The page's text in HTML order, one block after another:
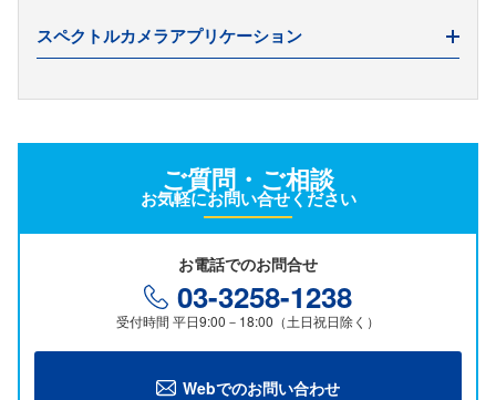
Pythonで始めるスペクトル解析
1.1 スペクトルデータの読み込み
1.4 スペクトルビューア作成
2.1 前処理 ①輝度値補正
2.1 前処理 ②ノイズ低減と特徴強調(1)
スペクトルデータベースの調べ方
低価格マルチスペクトルカメラの実力
Pikaデータ分析デモ
スペクトルカメラアプリケーション
技術
SDGsと光学機器・センサー
ハイパースペクトルカメラ事例集
見えない異物を検出
人手不足の現状と次世代の省人化技術、ハイパースペクトル
カメラの可能性
ハイパースペクトルカメラによるカーボンニュートラル実現
に向けた技術革新の効率化
ご質問・ご相談
お気軽にお問い合せください
お電話でのお問合せ
03-3258-1238
受付時間 平日9:00－18:00（土日祝日除く）
Webでのお問い合わせ